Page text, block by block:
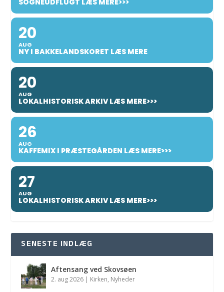
SOGNEUDFLUGT LÆS MERE>>>
20
AUG
NY I BAKKELANDSKORET LÆS MERE
20
AUG
LOKALHISTORISK ARKIV LÆS MERE>>>
26
AUG
KAFFEMIX I PRÆSTEGÅRDEN LÆS MERE>>>
27
AUG
LOKALHISTORISK ARKIV LÆS MERE>>>
SENESTE INDLÆG
Aftensang ved Skovsøen
2. aug 2026 | Kirken, Nyheder